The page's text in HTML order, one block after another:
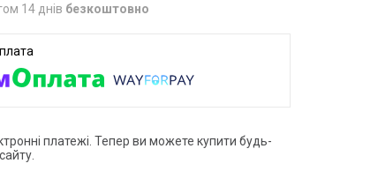
14 днів безкоштовно
платежі. Тепер ви можете купити будь-